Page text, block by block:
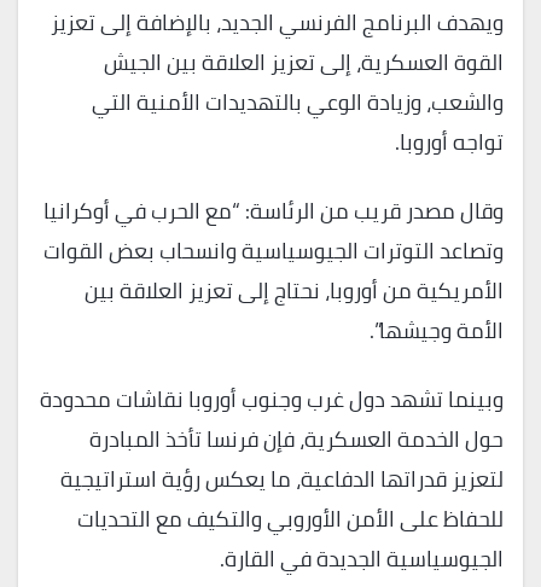
ويهدف البرنامج الفرنسي الجديد، بالإضافة إلى تعزيز
القوة العسكرية، إلى تعزيز العلاقة بين الجيش
والشعب، وزيادة الوعي بالتهديدات الأمنية التي
تواجه أوروبا.
وقال مصدر قريب من الرئاسة: “مع الحرب في أوكرانيا
وتصاعد التوترات الجيوسياسية وانسحاب بعض القوات
الأمريكية من أوروبا، نحتاج إلى تعزيز العلاقة بين
الأمة وجيشها”.
وبينما تشهد دول غرب وجنوب أوروبا نقاشات محدودة
حول الخدمة العسكرية، فإن فرنسا تأخذ المبادرة
لتعزيز قدراتها الدفاعية، ما يعكس رؤية استراتيجية
للحفاظ على الأمن الأوروبي والتكيف مع التحديات
الجيوسياسية الجديدة في القارة.